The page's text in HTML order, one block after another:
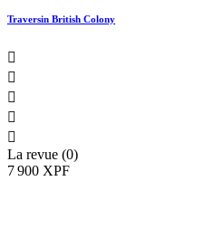
Traversin British Colony





La revue (0)
7 900 XPF